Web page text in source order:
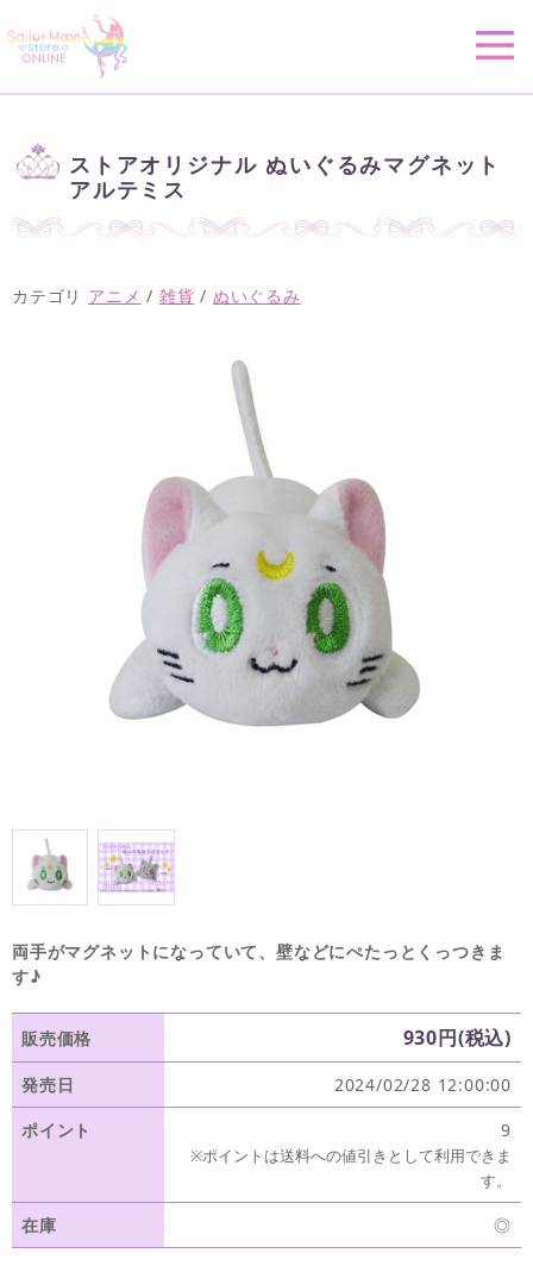
ストアオリジナル ぬいぐるみマグネット
アルテミス
カテゴリ アニメ / 雑貨 / ぬいぐるみ
両手がマグネットになっていて、壁などにぺたっとくっつきま
す♪
販売価格 930円(税込)
発売日
2024/02/28 12:00:00
ポイント
9
※ポイントは送料への値引きとして利用できま
す。
在庫 ◎